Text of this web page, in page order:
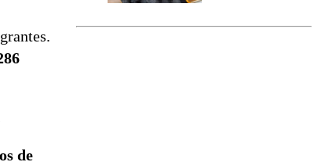
de
el fin de la